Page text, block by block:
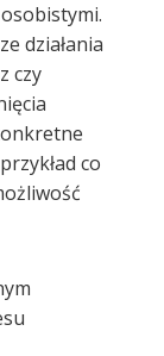
działania
czy
co